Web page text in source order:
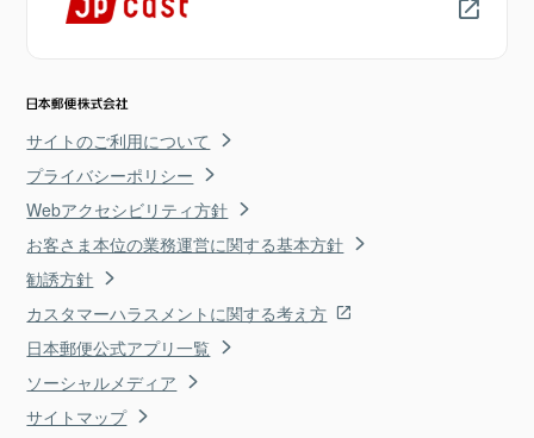
サイトのご利用について
プライバシーポリシー
Webアクセシビリティ方針
お客さま本位の業務運営に関する基本方針
勧誘方針
カスタマーハラスメントに関する考え方
日本郵便公式アプリ一覧
ソーシャルメディア
サイトマップ